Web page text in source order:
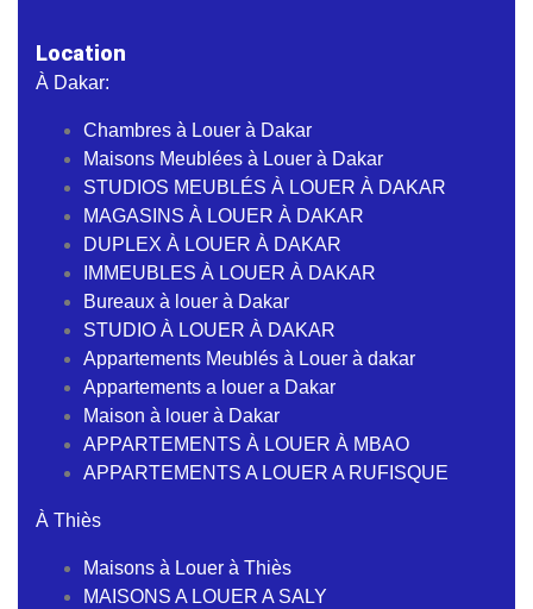
Location
À Dakar:
Chambres à Louer à Dakar
Maisons Meublées à Louer à Dakar
STUDIOS MEUBLÉS À LOUER À DAKAR
MAGASINS À LOUER À DAKAR
DUPLEX À LOUER À DAKAR
IMMEUBLES À LOUER À DAKAR
Bureaux à louer à Dakar
STUDIO À LOUER À DAKAR
Appartements Meublés à Louer à dakar
Appartements a louer a Dakar
Maison à louer à Dakar
APPARTEMENTS À LOUER À MBAO
APPARTEMENTS A LOUER A RUFISQUE
À Thiès
Maisons à Louer à Thiès
MAISONS A LOUER A SALY